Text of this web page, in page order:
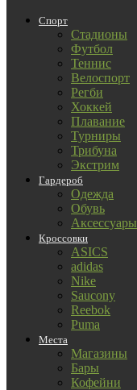
Спорт
Стадионы
Футбол
Теннис
Велоспорт
Регби
Хоккей
Плавание
Турниры
Трибуна
Экстрим
Гардероб
Одежда
Обувь
Аксессуары
Кроссовки
ASICS
adidas
Nike
Saucony
Reebok
Puma
Места
Магазины
Бары
Кофейни